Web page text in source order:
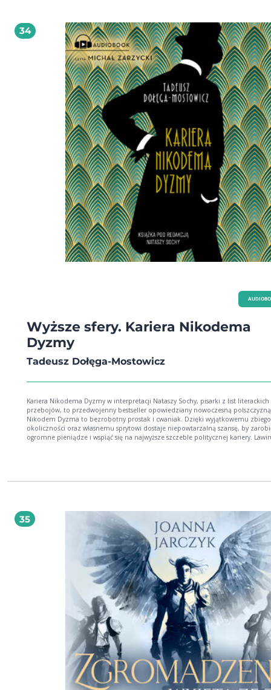
przeciwnikom, doświadcza zarówno nieoczekiwanej radości, jak i
cierpienia, zaś w wciągu 177 lat swojego życia przekonuje się boleśnie, że
kwestia interpretacji, a zaufanie pokładane w mężczyźnie wystawia kobiecą
warunkach. Powieść pełna zwrotów akcji i intymnych przeżyć, epicka i zarazem
głęboko ludzka, czerpiąca garściami z afrykańskiej mitologii i folkloru. *** Frapująca,
z zawrotnym tempem akcji. Komiksy Marvela w nowym, twórczym, literackim
wydaniu. New York Times Krwawe, sprośne, obrazoburcze, deliryczne dzieło z
gatunku fantasy. Wall Street Journal Książka rewolucyjna. Entertainment
miejsce, Beowulfie () James usnuł wielowymiarową afrykańską powieść fantasy,
tętni życiem i zapada w pamięć jak najlepsze dzieła zachodniej mitologii.
Post Absolutnie fantastyczna. Los Angeles Times Dopiero po przeczytaniu
Lamparta, czerwonego wilka uświadomiłem sobie, że to powieść, której dotąd
brakowało w kanonie literackim. Niebezpieczna, deliryczna, dawna Afryka,
urzeczywistniona znakomicie jak świat Tolkiena, z językiem tak wyrazistym jak
Angeli Carter. Głębokie i kunsztowne niczym twórczość Genea Wolfea,
Robert E. Howard. Słowem, Marlon James w pełnej krasie. To literatura nowa,
jednak daje poczucie zakorzenienia w jak najlepszym sensie. Nie mogę
kolejnego tomu. Neil Gaiman *** Marlon James Jamajski powieściopisarz
1970 roku. Debiutował w 2005 roku powieścią Diabeł Urubu, która znalazła się
finale nagrody literackiej Los Angeles Times. Międzynarodową sławę przyniosła
Krótka historia siedmiu zabójstw wielogłosowa opowieść o zamachu na Boba Marleya.
To właśnie za tę książkę James, jako pierwszy pisarz pochodzący z Jamajki,
Nagrodę Bookera w 2015 roku, wyprzedziwszy między innymi Małe życie Hanyi
Yanagihary. Czarny lampart, czerwony wilk została okrzyknięta powieścią roku
przez The Wall Street Journal, Vogue, The Washington Post, a magazyn TIME
34
Wyższe sfery. Kariera Nikodema
Dyzmy
Tadeusz Dołęga-Mostowicz
Kariera Nikodema Dyzmy w interpretacji Nataszy Sochy, pisarki z list literackich
przebojów, to przedwojenny bestseller opowiedziany nowoczesną
Nikodem Dyzma to bezrobotny prostak i cwaniak. Dzięki wyjątkowemu
okoliczności oraz własnemu sprytowi dostaje niepowtarzalną szansę, by
ogromne pieniądze i wspiąć się na najwyższe szczeble politycznej kariery.
literatury polskiej okresu międzywojennego jak Mniszkówna, Dołęga-
35